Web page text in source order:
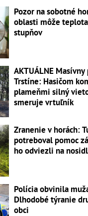
Pozor na sobotné
oblasti môže
stupňov
AKTUÁLNE
Trstíne: Hasičom
plameňmi silný vietor, na
smeruje vrtuľník
Zranenie v horách:
potreboval pomoc
ho odviezli na
Polícia obvinila
Dlhodobé týranie
obci